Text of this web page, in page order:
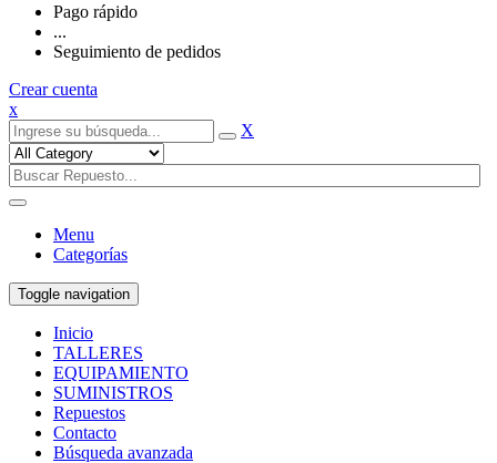
Pago rápido
...
Seguimiento de pedidos
Crear cuenta
x
X
Menu
Categorías
Toggle navigation
Inicio
TALLERES
EQUIPAMIENTO
SUMINISTROS
Repuestos
Contacto
Búsqueda avanzada